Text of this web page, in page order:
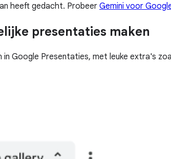
heeft gedacht. ProbeerGemini voor
presentaties maken
Google Presentaties, met leuke extra's